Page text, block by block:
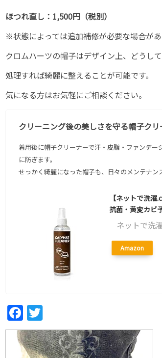
ほつれ直し：1,500円（税別）
※状態によっては追加補修が必要な場合が
クロムハーツの帽子はデザイン上、どうし
処理すれば綺麗に整えることが可能です。
気になる方はお気軽にご相談ください。
クリーニング後の美しさを守る帽子クリ
着用後に帽子クリーナーで汗・皮脂・ファンデ
に防ぎます。
せっかく綺麗になった帽子も、日々のメンテナン
【ネットで洗
抗菌・黄変カビ
ネットで洗
Amazon
Fac
ebo
ok
tter